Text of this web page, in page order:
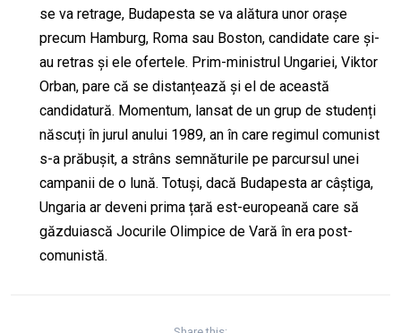
se va retrage, Budapesta se va alătura unor orașe
precum Hamburg, Roma sau Boston, candidate care și-
au retras și ele ofertele. Prim-ministrul Ungariei, Viktor
Orban, pare că se distanțează și el de această
candidatură. Momentum, lansat de un grup de studenți
născuți în jurul anului 1989, an în care regimul comunist
s-a prăbușit, a strâns semnăturile pe parcursul unei
campanii de o lună. Totuși, dacă Budapesta ar câștiga,
Ungaria ar deveni prima țară est-europeană care să
găzduiască Jocurile Olimpice de Vară în era post-
comunistă.